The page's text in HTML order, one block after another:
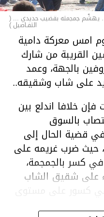
يهشّم جمجمته بقضيب حديدي ... (
التفـاصيل )
امس معركة دامية
القريبة من شارك
بالجهة، وعمد
على شاب وشقيقه..
خلافا اندلع بين
بالسوق
قضية الحال إلى
حيث ضرب غريمه على
كسر بالجمجمة،
على شقيق الشاب
في كسور على مستوى